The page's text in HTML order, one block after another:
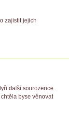
zajistit jejich
další sourozence.
byse věnovat